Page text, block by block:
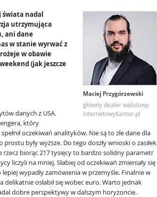
Maciej Przygórzewski
główny dealer walutowy
InternetowyKantor.pl
nadal
utrzymująca
ani dane
w stanie wyrwać z
w obawie
(jak jeszcze
danych z USA.
który
oczekiwań analityków. Nie są to złe dane dla
były wyższe. Do tego doszły wnioski o zasiłek
biorąc 217 tysięcy to bardzo solidny parametr
liczyli na mniej. Słabiej od oczekiwań zmieniały się
wypadły zamówienia w przemyśle. Finalnie w
osłabił się wobec euro. Warto jednak
dobre perspektywy w dalszym horyzoncie.